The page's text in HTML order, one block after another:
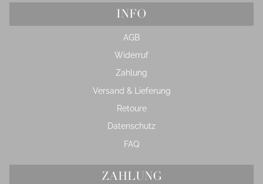
INFO
AGB
Widerruf
Zahlung
Versand & Lieferung
Retoure
Datenschutz
FAQ
ZAHLUNG